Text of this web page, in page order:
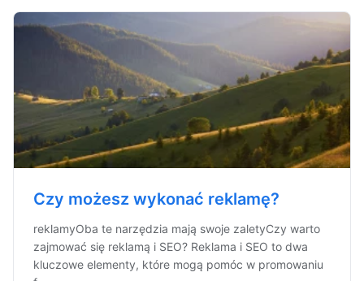
Czy możesz wykonać reklamę?
reklamyOba te narzędzia mają swoje zaletyCzy warto
zajmować się reklamą i SEO? Reklama i SEO to dwa
kluczowe elementy, które mogą pomóc w promowaniu